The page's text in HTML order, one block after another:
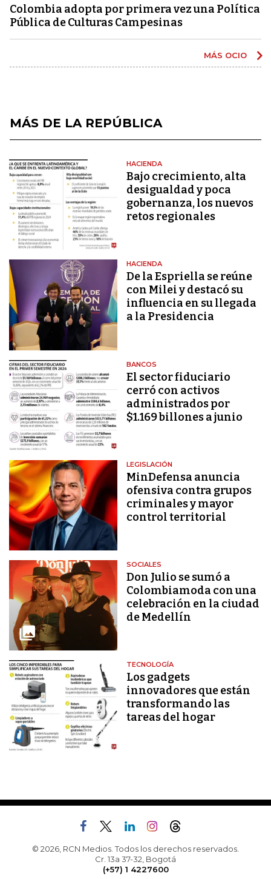
Colombia adopta por primera vez una Política
Pública de Culturas Campesinas
MÁS OCIO
MÁS DE LA REPÚBLICA
HACIENDA
Bajo crecimiento, alta
desigualdad y poca
gobernanza, los nuevos
retos regionales
HACIENDA
De la Espriella se reúne
con Milei y destacó su
influencia en su llegada
a la Presidencia
BANCOS
El sector fiduciario
cerró con activos
administrados por
$1.169 billones a junio
LEGISLACIÓN
MinDefensa anuncia
ofensiva contra grupos
criminales y mayor
control territorial
SOCIALES
Don Julio se sumó a
Colombiamoda con una
celebración en la ciudad
de Medellín
TECNOLOGÍA
Los gadgets
innovadores que están
transformando las
tareas del hogar
© 2026, RCN Medios. Todos los derechos reservados.
Cr. 13a 37-32, Bogotá
(+57) 1 4227600